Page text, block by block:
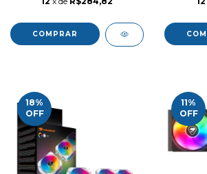
18%
OFF
11%
OFF